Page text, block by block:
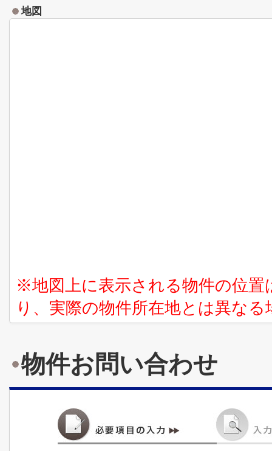
地図
※地図上に表示される物件の位
り、実際の物件所在地とは異な
物件お問い合わせ